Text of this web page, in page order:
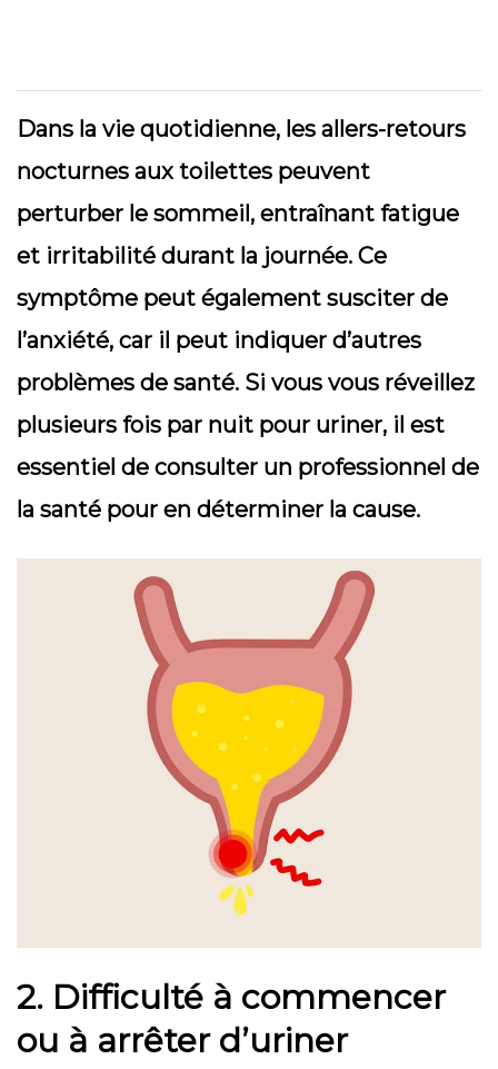
Dans la vie quotidienne, les allers-retours
nocturnes aux toilettes peuvent
perturber le sommeil, entraînant fatigue
et irritabilité durant la journée. Ce
symptôme peut également susciter de
l’anxiété, car il peut indiquer d’autres
problèmes de santé. Si vous vous réveillez
plusieurs fois par nuit pour uriner, il est
essentiel de consulter un professionnel de
la santé pour en déterminer la cause.
2. Difficulté à commencer
ou à arrêter d’uriner